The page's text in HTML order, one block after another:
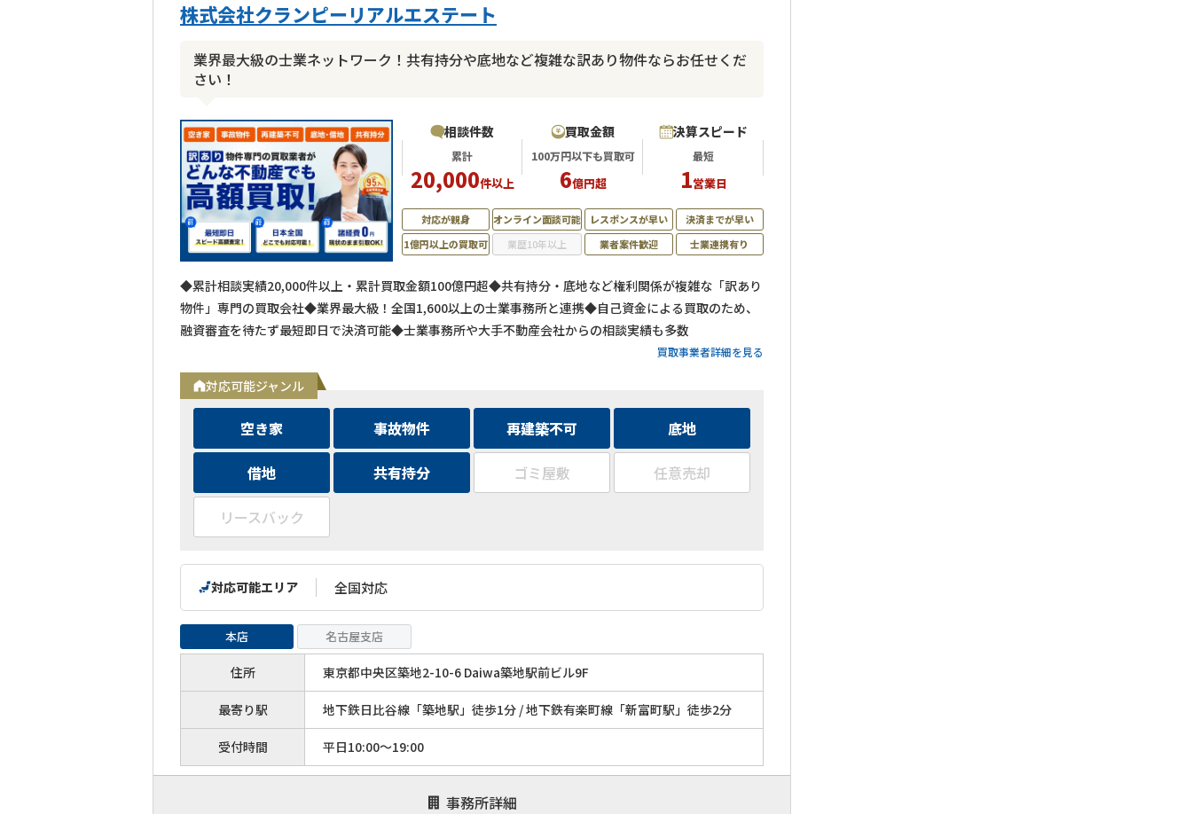
株式会社クランピーリアルエステート
業界最大級の士業ネットワーク！共有持分や底地など複雑な訳あり物件ならお任せくだ
さい！
相談件数
累計
20,000件以上
買取金額
100万円以下も買取可
6億円超
決算スピード
最短
1営業日
◆累計相談実績20,000件以上・累計買取金額100億円超◆共有持分・底地など権利関係が複雑な「訳あり
物件」専門の買取会社◆業界最大級！全国1,600以上の士業事務所と連携◆自己資金による買取のため、
融資審査を待たず最短即日で決済可能◆士業事務所や大手不動産会社からの相談実績も多数
買取事業者詳細を見る
対応可能ジャンル
空き家 事故物件 再建築不可 底地
借地 共有持分 ゴミ屋敷 任意売却
リースバック
本店 名古屋支店
住所 東京都中央区築地2-10-6 Daiwa築地駅前ビル9F
最寄り駅 地下鉄日比谷線「築地駅」徒歩1分 / 地下鉄有楽町線「新富町駅」徒歩2分
受付時間 平日10:00～19:00
事務所詳細
対応可能エリア 全国対応
対応が親身 オンライン面談可能 レスポンスが早い
決済までが早い
1億円以上の買取可
業歴10年以上 業者案件歓迎 士業連携有り